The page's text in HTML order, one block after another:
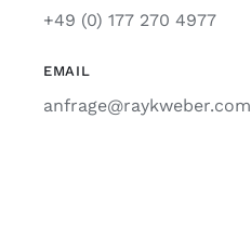
+49 (0) 177 270 4977
EMAIL
anfrage@raykweber.com